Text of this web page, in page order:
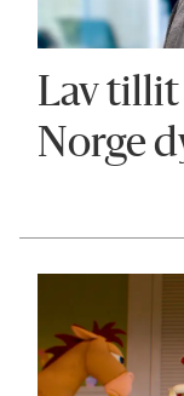
Lav
Norge